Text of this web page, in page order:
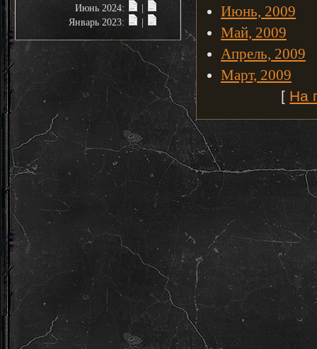
Июнь 2024:
Январь 2023:
Июнь, 2009
Май, 2009
Апрель, 2009
Март, 2009
[ На